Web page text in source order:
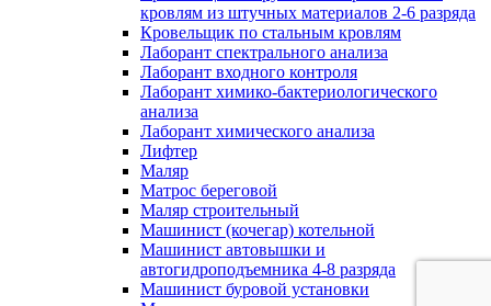
кровлям из штучных материалов 2-6 разряда
Кровельщик по стальным кровлям
Лаборант спектрального анализа
Лаборант входного контроля
Лаборант химико-бактериологического
анализа
Лаборант химического анализа
Лифтер
Маляр
Матрос береговой
Маляр строительный
Машинист (кочегар) котельной
Машинист автовышки и
автогидроподъемника 4-8 разряда
Машинист буровой установки